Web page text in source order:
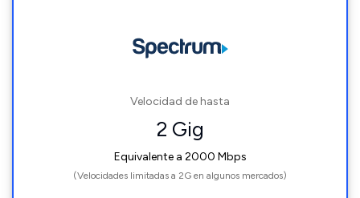
Velocidad de hasta
2 Gig
Equivalente a 2000 Mbps
(Velocidades limitadas a 2G en algunos mercados)